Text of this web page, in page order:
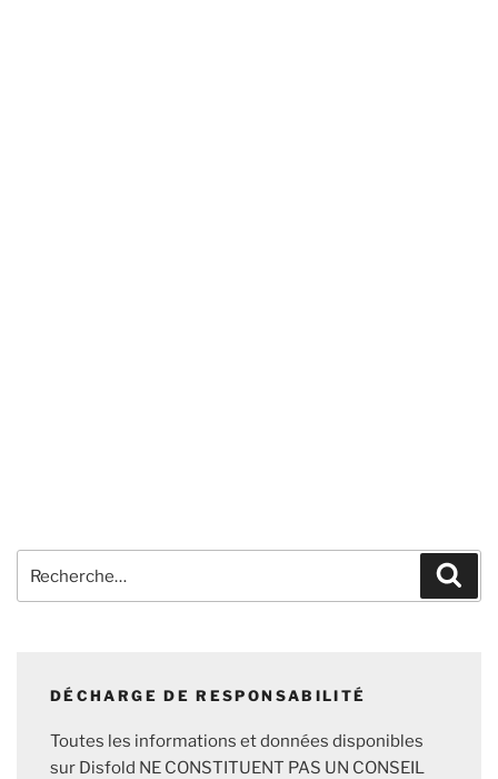
pour
DÉCHARGE DE RESPONSABILITÉ
Toutes les informations et données disponibles
sur Disfold NE CONSTITUENT PAS UN CONSEIL